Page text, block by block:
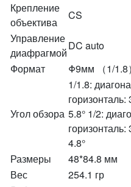
Крепление
объектива
CS
Управление
диафрагмой
DC auto
Формат
Φ9мм （1/1.8）
Угол обзора
1/1.8:
горизонталь:
5.8° 1/2:
горизонталь:
4.8°
Размеры
48*84.8 мм
Вес
254.1 гр